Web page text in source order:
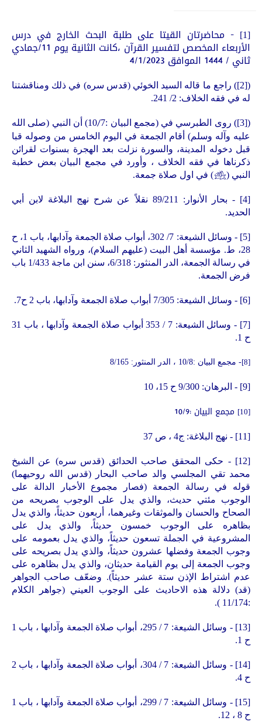
[1] - محاضرتان القيتا على طلبة البحث الخارج في درس
الأربعاء المخصص لتفسير القرآن ،كانت الثانية يوم 11 /جمادي
ثاني /1444 الموافق 4/1/2023
(
[2]
) راجع ما قاله السيد الخوئي (قدس سره) في ذلك ومناقشتنا
له في فقه الخلاف: 2/ 241.
(
[3] ) روى الطبرسي في (مجمع البيان :10 /7)
أن النبي (صلى الله
عليه وآله وسلم) أقام الجمعة في اليوم الخامس من وصوله قبا
قبل دخوله المدينة، والسورة نزلت بعد الهجرة بسنوات لقرائن
ذكرناها في فقه الخلاف ، وأورد في مجمع البيان بعض خطبة
النبي (J) في اول صلاة جمعة.
[4]
- بحار الأنوار: 89/211 نقلاً عن شرح نهج البلاغة لابن أبي
الحديد.
[5]
- وسائل الشيعة: 7/ 302، أبواب صلاة الجمعة وآدابها، باب 1، ح
28، ط. مؤسسة أهل البيت (عليهم السلام)، ورواه الشهيد الثاني
في رسالة الجمعة، الدر المنثور: 6/318، سنن ابن ماجة 1/433 باب
فرض الجمعة.
[6] - وسائل الشيعة: 7/305 أبواب صلاة الجمعة وآدابها، باب 2 ح7.
[7]
- وسائل الشيعة: 7 / 353 أبواب صلاة الجمعة وآدابها ، باب 31
ح 1.
[8]
- مجمع البيان :10/8 ، الدر المنثور: 8/165
[9] - البرهان: 9/300 ح 15، 10
[10] مجمع البيان :10/9
[11] - نهج البلاغة: ج4 ، ص 37
[12]
- حكى المحقق صاحب الحدائق (قدس سره) عن الشيخ
محمد تقي المجلسي والد صاحب البحار (قدس الله روحيهما)
قوله في رسالة الجمعة (فصار مجموع الأخبار الدالة على
الوجوب مئتي حديث، والذي يدل على الوجوب بصريحه من
الصحاح والحسان والموثقات وغيرهما، أربعون حديثاً، والذي يدل
بظاهره على الوجوب خمسون حديثاً، والذي يدل على
المشروعية في الجملة تسعون حديثاً، والذي يدل بعمومه على
وجوب الجمعة وفضلها عشرون حديثاً، والذي يدل بصريحه على
وجوب الجمعة إلى يوم القيامة حديثان، والذي يدل بظاهره على
عدم اشتراط الإذن ستة عشر حديثاً). وضعّف صاحب الجواهر
(قد) دلالة هذه الاحاديث على الوجوب العيني (جواهر الكلام
:11/174 ).
[13]
- وسائل الشيعة: 7 / 295، أبواب صلاة الجمعة وآدابها ، باب 1
ح 1.
[14]
- وسائل الشيعة: 7 / 304، أبواب صلاة الجمعة وآدابها ، باب 2
ح 4.
[15]
- وسائل الشيعة: 7 / 299، أبواب صلاة الجمعة وآدابها ، باب 1
ح 8 ، 12.